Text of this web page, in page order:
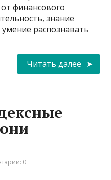
финансового
знание
распознавать
Читать далее
0